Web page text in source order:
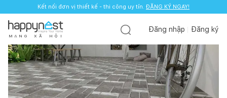
Kết nối đơn vị thiết kế - thi công uy tín. ĐĂNG KÝ NGAY!
M Ạ N G X Ã H Ộ I
Đăng nhập Đăng ký